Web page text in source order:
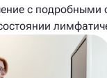
с подробными